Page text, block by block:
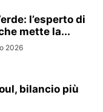
l’esperto di
mette la...
2026
bilancio più